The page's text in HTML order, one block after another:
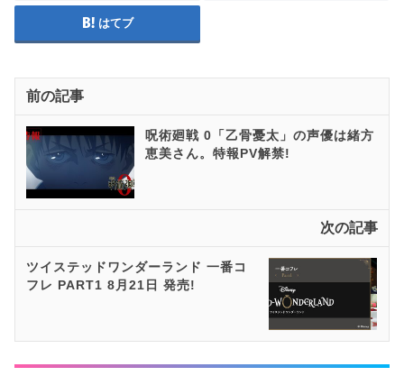
はてブ
前の記事
呪術廻戦 0「乙骨憂太」の声優は緒方
恵美さん。特報PV解禁!
次の記事
ツイステッドワンダーランド 一番コ
フレ PART1 8月21日 発売!